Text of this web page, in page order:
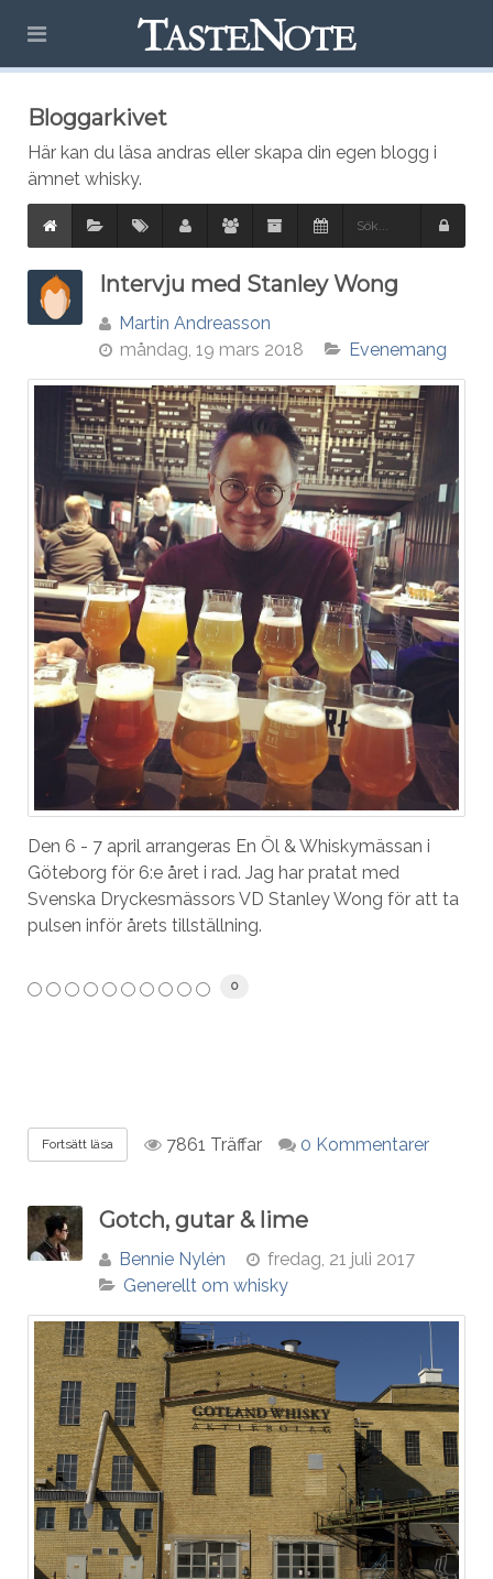
Bloggarkivet
Här kan du läsa andras eller skapa din egen blogg i
ämnet whisky.
Intervju med Stanley Wong
Martin Andreasson
måndag, 19 mars 2018
Evenemang
Den 6 - 7 april arrangeras En Öl & Whiskymässan i
Göteborg för 6:e året i rad. Jag har pratat med
Svenska Dryckesmässors VD Stanley Wong för att ta
pulsen inför årets tillställning.
0
Fortsätt läsa 7861 Träffar 0 Kommentarer
Gotch, gutar & lime
Bennie Nylén
fredag, 21 juli 2017
Generellt om whisky